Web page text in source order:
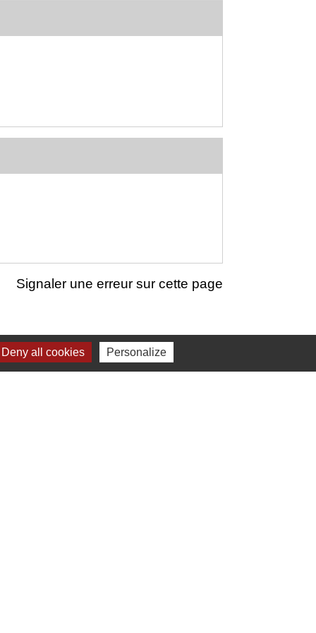
Signaler une erreur sur cette page
Deny all cookies Personalize